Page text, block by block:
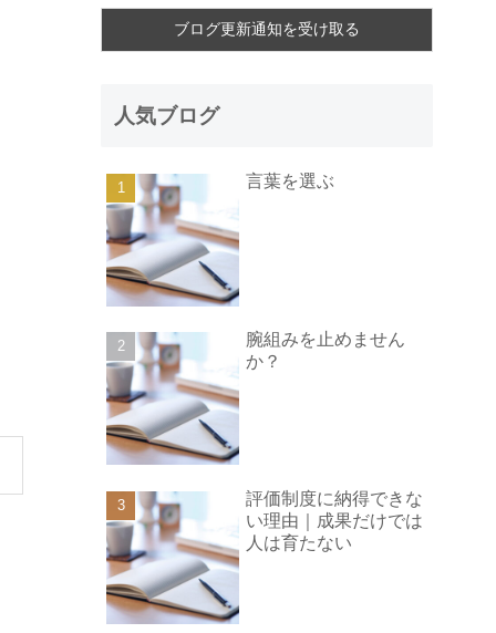
人気ブログ
言葉を選ぶ
腕組みを止めません
か？
評価制度に納得できな
い理由｜成果だけでは
人は育たない